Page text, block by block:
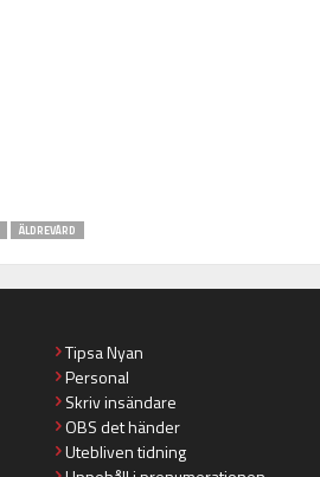
ÄLDREVÅRD
Tipsa Nyan
Personal
Skriv insändare
OBS det händer
Utebliven tidning